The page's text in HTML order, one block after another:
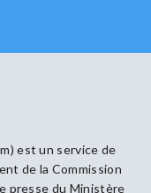
est un service de
de la Commission
presse du Ministère